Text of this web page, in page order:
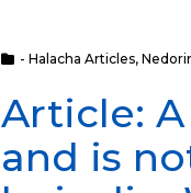
- Halacha Articles,
Article:
and is